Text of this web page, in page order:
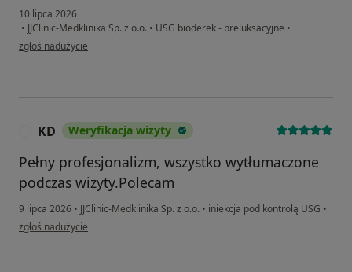
10 lipca 2026
• JJClinic-Medklinika Sp. z o.o. • USG bioderek - preluksacyjne •
w opinii użytkownika Dominika
zgłoś nadużycie
KD Weryfikacja wizyty
Pełny profesjonalizm, wszystko wytłumaczone
podczas wizyty.Polecam
9 lipca 2026 • JJClinic-Medklinika Sp. z o.o. • iniekcja pod kontrolą USG •
w opinii użytkownika KD
zgłoś nadużycie